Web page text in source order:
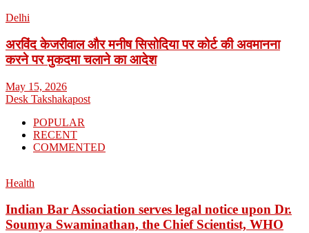
Delhi
अरविंद केजरीवाल और मनीष सिसोदिया पर कोर्ट की अवमानना
करने पर मुकदमा चलाने का आदेश
May 15, 2026
Desk Takshakapost
POPULAR
RECENT
COMMENTED
Health
Indian Bar Association serves legal notice upon Dr.
Soumya Swaminathan, the Chief Scientist, WHO